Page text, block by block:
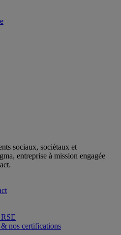
sociaux, sociétaux et
entreprise à mission engagée
nos certifications